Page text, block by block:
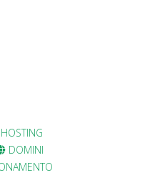
HOSTING
DOMINI